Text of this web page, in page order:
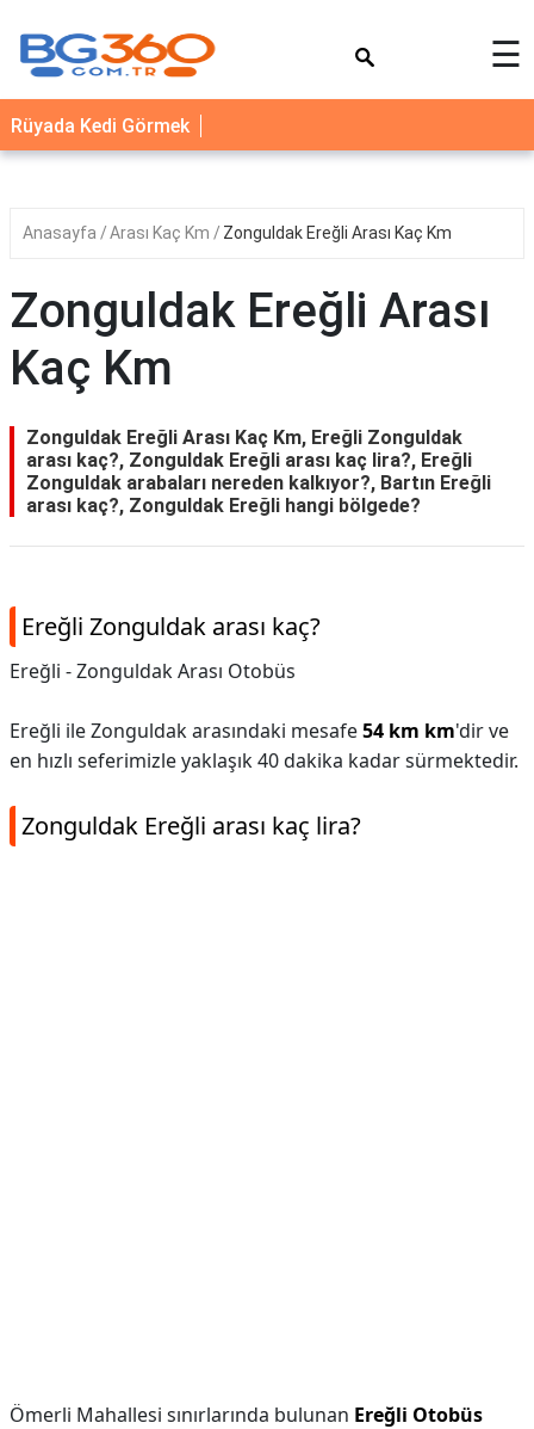
YEMEK
TARİFLERİ
SAĞLIK
İLETİŞİM
☰
Rüyada Kedi Görmek
Anasayfa Arası Kaç Km Zonguldak Ereğli Arası Kaç Km
Zonguldak Ereğli Arası
Kaç Km
Zonguldak Ereğli Arası Kaç Km, Ereğli Zonguldak
arası kaç?, Zonguldak Ereğli arası kaç lira?, Ereğli
Zonguldak arabaları nereden kalkıyor?, Bartın Ereğli
arası kaç?, Zonguldak Ereğli hangi bölgede?
Ereğli Zonguldak arası kaç?
Ereğli - Zonguldak Arası Otobüs
Ereğli ile Zonguldak arasındaki mesafe54 km km'dir ve
en hızlı seferimizle yaklaşık 40 dakika kadar sürmektedir.
Zonguldak Ereğli arası kaç lira?
Ömerli Mahallesi sınırlarında bulunan Ereğli Otobüs